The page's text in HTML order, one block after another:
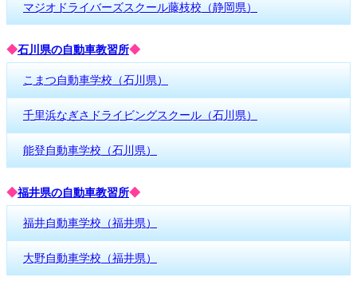
マジオドライバーズスクール藤枝校（静岡県）
◆石川県の自動車教習所◆
こまつ自動車学校（石川県）
千里浜なぎさドライビングスクール（石川県）
能登自動車学校（石川県）
◆福井県の自動車教習所◆
福井自動車学校（福井県）
大野自動車学校（福井県）